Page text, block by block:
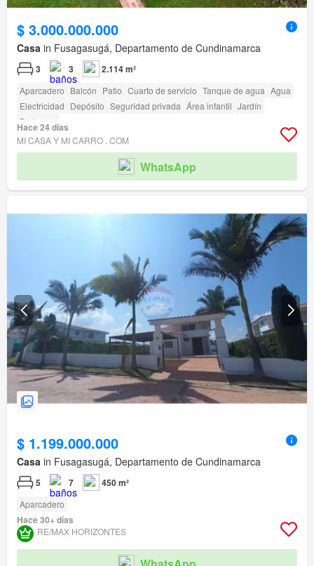
$ 3.000.000.000
Casa in Fusagasugá, Departamento de Cundinamarca
3 3 2.114 m²
Aparcadero Balcón Patio Cuarto de servicio Tanque de agua Agua
Electricidad Depósito Seguridad privada Área infantil Jardín
Barbecue
Hace 24 días
MI CASA Y MI CARRO . COM
WhatsApp
$ 1.199.000.000
Casa in Fusagasugá, Departamento de Cundinamarca
5 7 450 m²
Aparcadero
Hace 30+ días
RE/MAX HORIZONTES